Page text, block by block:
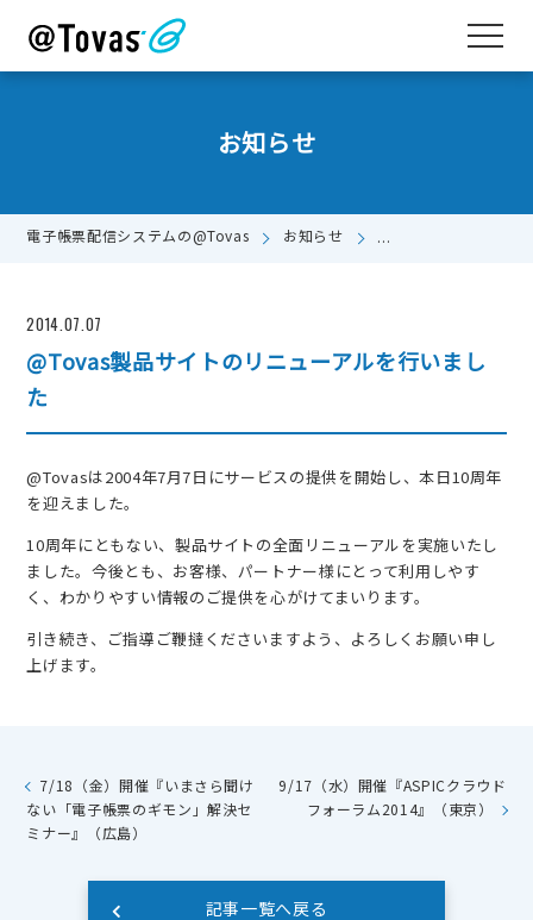
お知らせ
電子帳票配信システムの@Tovas お知らせ
2014.07.07
@Tovas製品サイトのリニューアルを行いまし
た
@Tovasは2004年7月7日にサービスの提供を開始し、本日10周年
を迎えました。
10周年にともない、製品サイトの全面リニューアルを実施いたし
ました。今後とも、お客様、パートナー様にとって利用しやす
く、わかりやすい情報のご提供を心がけてまいります。
引き続き、ご指導ご鞭撻くださいますよう、よろしくお願い申し
上げます。
7/18（金）開催『いまさら聞け
ない「電子帳票のギモン」解決セ
ミナー』（広島）
9/17（水）開催『ASPICクラウド
フォーラム2014』（東京）
記事一覧へ戻る